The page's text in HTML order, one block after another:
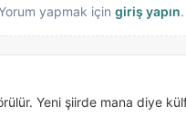
yapmak için giriş yapın.
Yeni şiirde mana diye